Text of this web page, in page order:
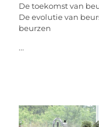
De toekomst van
De evolutie van
beurzen
...